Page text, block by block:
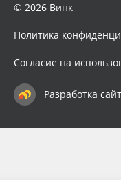
© 2026 Винк
Политика
Согласие на
Разработка